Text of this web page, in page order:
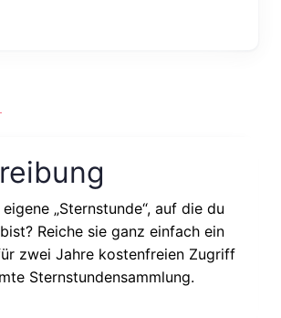
„Sternstunde“, auf die du
Reiche sie ganz einfach ein
zwei Jahre kostenfreien Zugriff
Sternstundensammlung.